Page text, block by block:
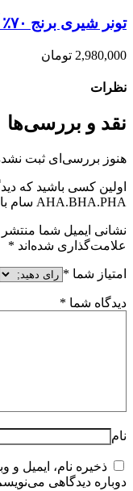
تونر شیری برنج ۷۰٪ آنوا با سرامید
2,980,000 تومان
نظرات
نقد و بررسی‌ها
هنوز بررسی‌ای ثبت
AHA.BHA.PHA سام بای می”
نشانی ایمیل شما
علامت‌گذاری شده‌اند *
امتیاز شما *
دیدگاه شما *
نام
ذخیره نام، ایمیل
دوباره دیدگاهی